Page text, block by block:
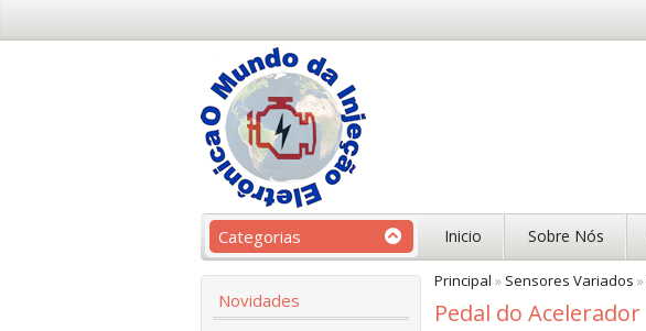
Categorias Inicio Sobre Nós
Novidades
Principal » Sensores Variados »
Pedal do Acelerador